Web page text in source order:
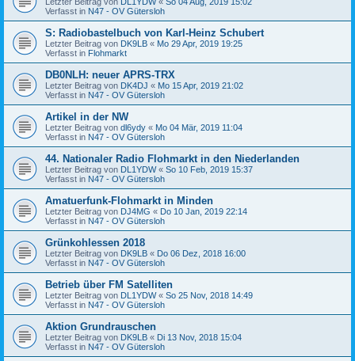
Verfasst in N47 - OV Gütersloh
S: Radiobastelbuch von Karl-Heinz Schubert
Letzter Beitrag von DK9LB « Mo 29 Apr, 2019 19:25
Verfasst in Flohmarkt
DB0NLH: neuer APRS-TRX
Letzter Beitrag von DK4DJ « Mo 15 Apr, 2019 21:02
Verfasst in N47 - OV Gütersloh
Artikel in der NW
Letzter Beitrag von dl6ydy « Mo 04 Mär, 2019 11:04
Verfasst in N47 - OV Gütersloh
44. Nationaler Radio Flohmarkt in den Niederlanden
Letzter Beitrag von DL1YDW« So 10 Feb, 2019 15:37
Verfasst in N47 - OV Gütersloh
Amatuerfunk-Flohmarkt in Minden
Letzter Beitrag von DJ4MG « Do 10 Jan, 2019 22:14
Verfasst in N47 - OV Gütersloh
Grünkohlessen 2018
Letzter Beitrag von DK9LB « Do 06 Dez, 2018 16:00
Verfasst in N47 - OV Gütersloh
Betrieb über FM Satelliten
Letzter Beitrag von DL1YDW« So 25 Nov, 2018 14:49
Verfasst in N47 - OV Gütersloh
Aktion Grundrauschen
Letzter Beitrag von DK9LB « Di 13 Nov, 2018 15:04
Verfasst in N47 - OV Gütersloh